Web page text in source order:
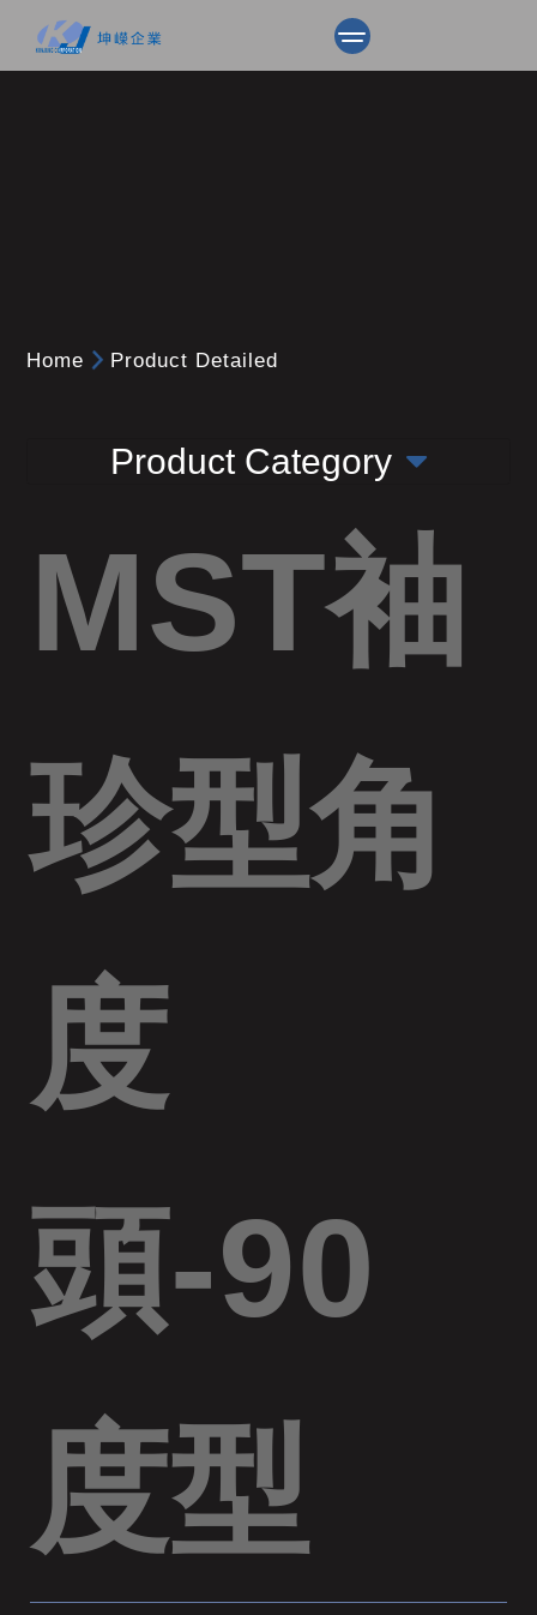
Home Product Detailed
Product Category
MST袖
珍型角
度
頭-90
度型